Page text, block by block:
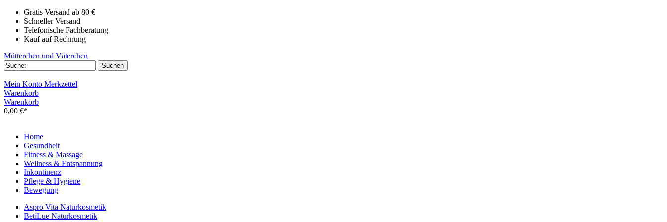
Gratis Versand ab 80 €
Schneller Versand
Telefonische Fachberatung
Kauf auf Rechnung
Mütterchen und Väterchen
Mein Konto Merkzettel
Warenkorb
Warenkorb
0,00 €*
Home
Gesundheit
Fitness & Massage
Wellness & Entspannung
Inkontinenz
Pflege & Hygiene
Bewegung
Aspro Vita Naturkosmetik
BetiLue Naturkosmetik